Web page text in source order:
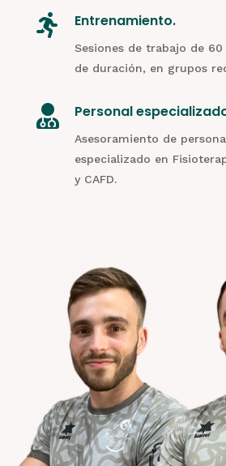
 Entrenamiento.
Sesiones de trabajo de
de duración, en grupos
 Personal
Asesoramiento de
especializado en
y CAFD.